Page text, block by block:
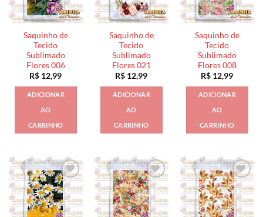
Saquinho de
Tecido
Sublimado
Flores 006
R$ 12,99
ADICIONAR
AO
CARRINHO
Saquinho de
Tecido
Sublimado
Flores 021
R$ 12,99
ADICIONAR
AO
CARRINHO
Saquinho de
Tecido
Sublimado
Flores 008
R$ 12,99
ADICIONAR
AO
CARRINHO